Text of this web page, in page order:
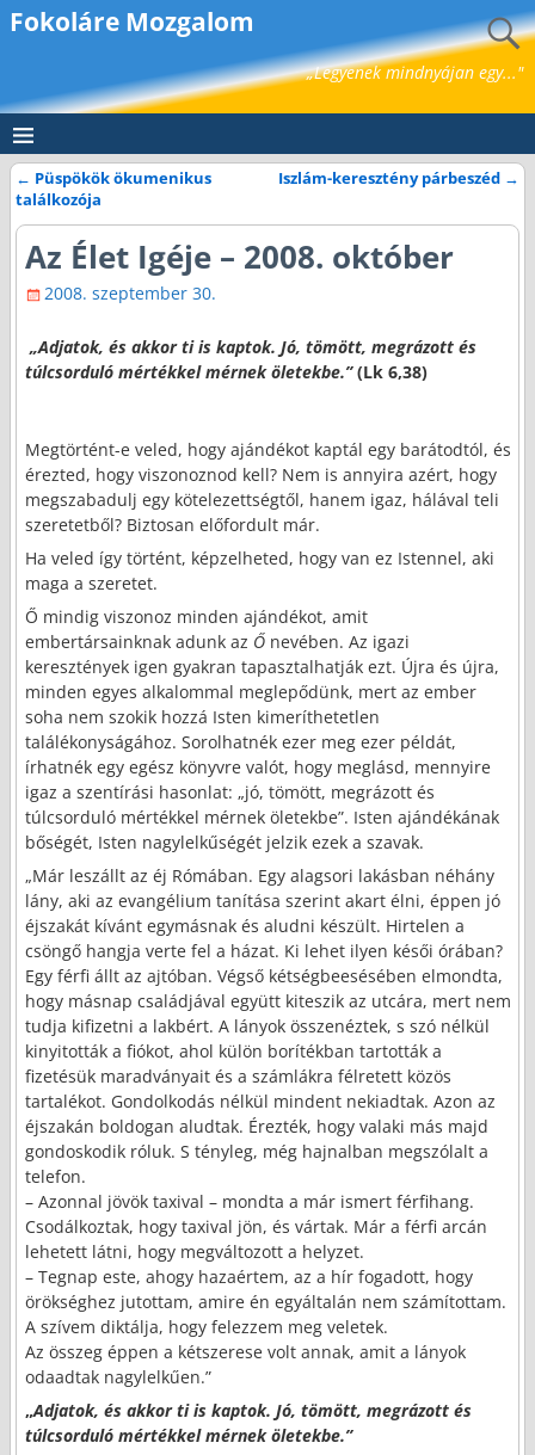
Fokoláre Mozgalom
„Legyenek mindnyájan egy..."
Bejegyzés navigáció
← Püspökök ökumenikus
találkozója
Iszlám-keresztény párbeszéd →
Az Élet Igéje – 2008. október
2008. szeptember 30.
„Adjatok, és akkor ti is kaptok. Jó, tömött, megrázott és
túlcsorduló mértékkel mérnek öletekbe.”(Lk 6,38)
Megtörtént-e veled, hogy ajándékot kaptál egy barátodtól, és
érezted, hogy viszonoznod kell? Nem is annyira azért, hogy
megszabadulj egy kötelezettségtől, hanem igaz, hálával teli
szeretetből? Biztosan előfordult már.
Ha veled így történt, képzelheted, hogy van ez Istennel, aki
maga a szeretet.
Ő mindig viszonoz minden ajándékot, amit
embertársainknak adunk az Ő nevében. Az igazi
keresztények igen gyakran tapasztalhatják ezt. Újra és újra,
minden egyes alkalommal meglepődünk, mert az ember
soha nem szokik hozzá Isten kimeríthetetlen
találékonyságához. Sorolhatnék ezer meg ezer példát,
írhatnék egy egész könyvre valót, hogy meglásd, mennyire
igaz a szentírási hasonlat: „jó, tömött, megrázott és
túlcsorduló mértékkel mérnek öletekbe”. Isten ajándékának
bőségét, Isten nagylelkűségét jelzik ezek a szavak.
„Már leszállt az éj Rómában. Egy alagsori lakásban néhány
lány, aki az evangélium tanítása szerint akart élni, éppen jó
éjszakát kívánt egymásnak és aludni készült. Hirtelen a
csöngő hangja verte fel a házat. Ki lehet ilyen késői órában?
Egy férfi állt az ajtóban. Végső kétségbeesésében elmondta,
hogy másnap családjával együtt kiteszik az utcára, mert nem
tudja kifizetni a lakbért. A lányok összenéztek, s szó nélkül
kinyitották a fiókot, ahol külön borítékban tartották a
fizetésük maradványait és a számlákra félretett közös
tartalékot. Gondolkodás nélkül mindent nekiadtak. Azon az
éjszakán boldogan aludtak. Érezték, hogy valaki más majd
gondoskodik róluk. S tényleg, még hajnalban megszólalt a
telefon.
– Azonnal jövök taxival – mondta a már ismert férfihang.
Csodálkoztak, hogy taxival jön, és vártak. Már a férfi arcán
lehetett látni, hogy megváltozott a helyzet.
– Tegnap este, ahogy hazaértem, az a hír fogadott, hogy
örökséghez jutottam, amire én egyáltalán nem számítottam.
A szívem diktálja, hogy felezzem meg veletek.
Az összeg éppen a kétszerese volt annak, amit a lányok
odaadtak nagylelkűen.”
„Adjatok, és akkor ti is kaptok. Jó, tömött, megrázott és
túlcsorduló mértékkel mérnek öletekbe.”